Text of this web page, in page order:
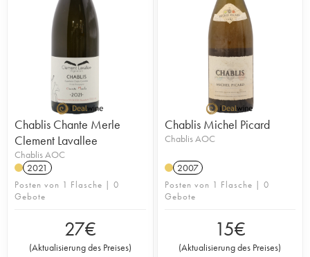
Chablis Chante Merle
Clement Lavallee
Chablis AOC
2021
Posten von 1 Flasche | 0
Gebote
27€
(Aktualisierung des Preises)
Chablis Michel Picard
Chablis AOC
2007
Posten von 1 Flasche | 0
Gebote
15€
(Aktualisierung des Preises)